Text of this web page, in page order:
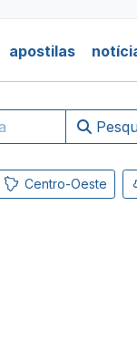
apostilas
Centro-Oeste